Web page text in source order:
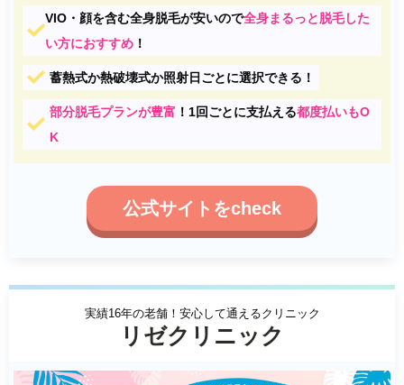
VIO・顔を含む全身脱毛が安いので全身まるっと脱毛した
い方におすすめ！
蓄熱式か熱破壊式か照射日ごとに選択できる！
部分脱毛プランが豊富 ！1回ごとに支払える都度払いもO
K
公式サイトをcheck
実績16年の老舗！安心して通えるクリニック
リゼクリニック